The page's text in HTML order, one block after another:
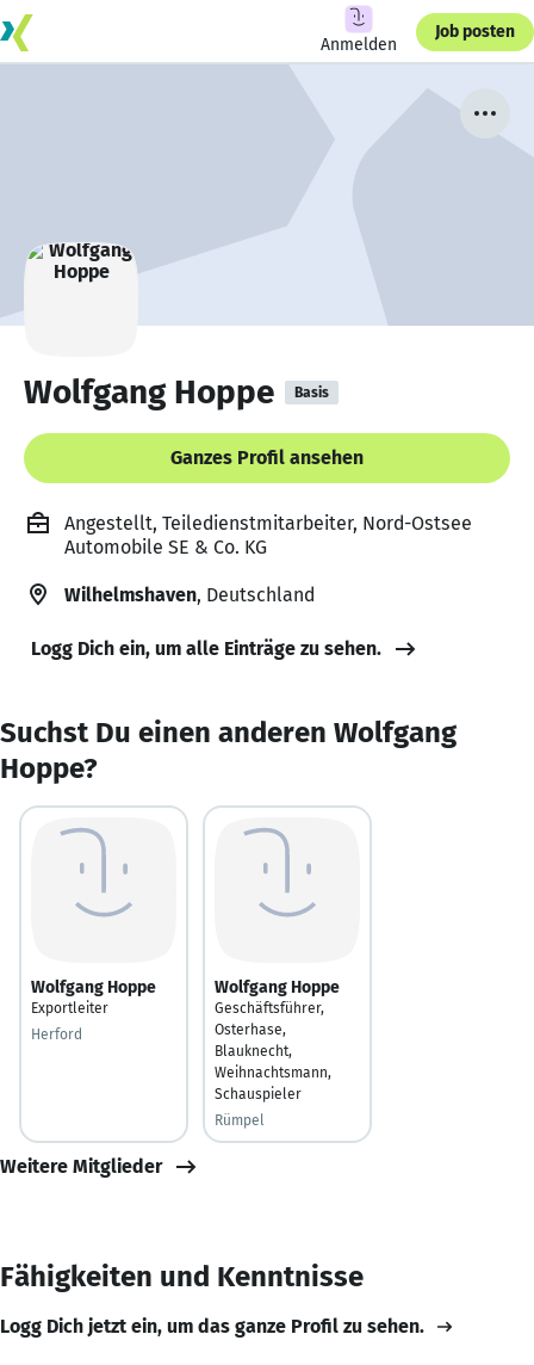
Anmelden
Job posten
Wolfgang Hoppe Basis
Ganzes Profil ansehen
Angestellt, Teiledienstmitarbeiter, Nord-Ostsee
Automobile SE & Co. KG
Wilhelmshaven, Deutschland
Logg Dich ein, um alle Einträge zu sehen.
Suchst Du einen anderen Wolfgang
Hoppe?
Wolfgang Hoppe
Exportleiter
Herford
Wolfgang Hoppe
Geschäftsführer,
Osterhase,
Blauknecht,
Weihnachtsmann,
Schauspieler
Rümpel
Weitere Mitglieder
Fähigkeiten und Kenntnisse
Logg Dich jetzt ein, um das ganze Profil zu sehen.